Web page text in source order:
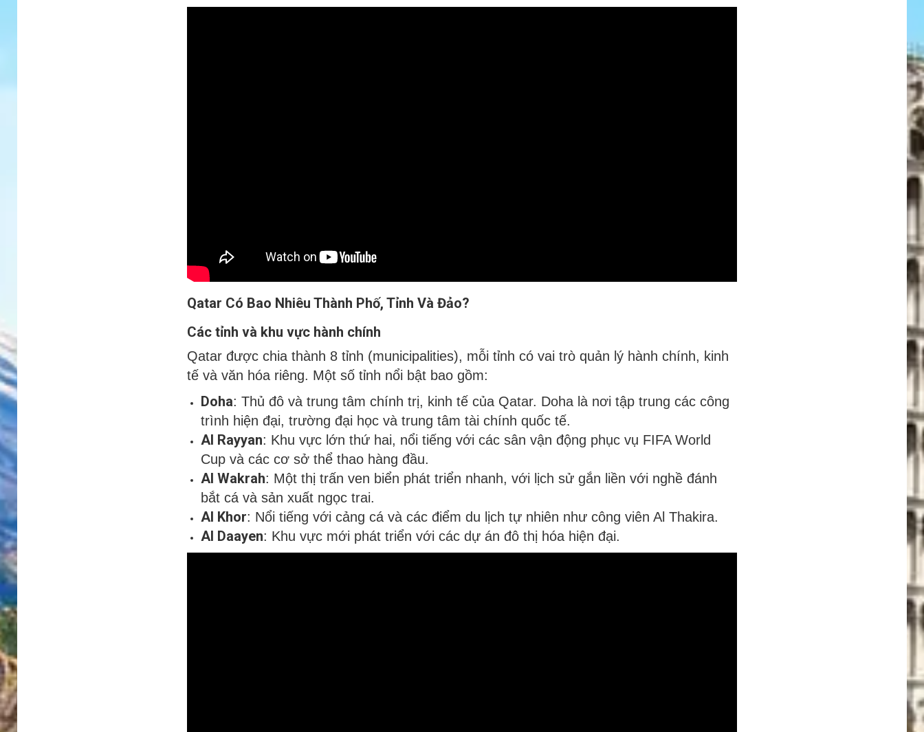
Qatar Có Bao Nhiêu Thành Phố, Tỉnh Và Đảo?
Các tỉnh và khu vực hành chính
Qatar được chia thành 8 tỉnh (municipalities), mỗi tỉnh có vai trò quản lý hành chính, kinh
tế và văn hóa riêng. Một số tỉnh nổi bật bao gồm:
Doha: Thủ đô và trung tâm chính trị, kinh tế của Qatar. Doha là nơi tập trung các công
trình hiện đại, trường đại học và trung tâm tài chính quốc tế.
Al Rayyan: Khu vực lớn thứ hai, nổi tiếng với các sân vận động phục vụ FIFA World
Cup và các cơ sở thể thao hàng đầu.
Al Wakrah: Một thị trấn ven biển phát triển nhanh, với lịch sử gắn liền với nghề đánh
bắt cá và sản xuất ngọc trai.
Al Khor: Nổi tiếng với cảng cá và các điểm du lịch tự nhiên như công viên Al Thakira.
Al Daayen: Khu vực mới phát triển với các dự án đô thị hóa hiện đại.